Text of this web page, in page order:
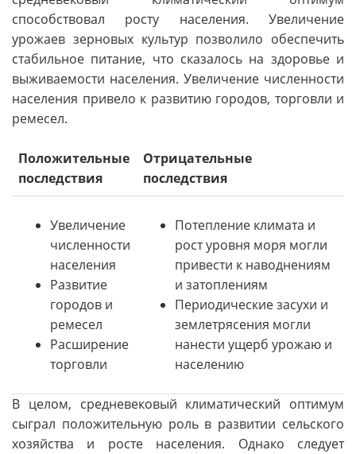
способствовал росту населения. Увеличение
урожаев зерновых культур позволило обеспечить
стабильное питание, что сказалось на здоровье и
выживаемости населения. Увеличение численности
населения привело к развитию городов, торговли и
ремесел.
Положительные
последствия
Отрицательные
последствия
Увеличение
численности
населения
Развитие
городов и
ремесел
Расширение
торговли
Потепление климата и
рост уровня моря могли
привести к наводнениям
и затоплениям
Периодические засухи и
землетрясения могли
нанести ущерб урожаю и
населению
В целом, средневековый климатический оптимум
сыграл положительную роль в развитии сельского
хозяйства и росте населения. Однако следует